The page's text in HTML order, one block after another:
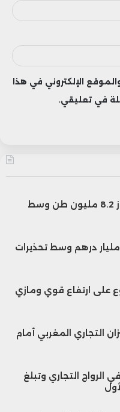
الإلكتروني في هذا
في تعليقي.
مبيعات الإسمنت بالمغرب تتجاوز 8.2 مليون طن وسط
استثمارات المونديال تتجاوز 190 مليار درهم وسط تحذيرات
على ارتفاع قوي ومازي
2030 تضع الميزان التجاري المغربي أمام
التجاري وتبلغ